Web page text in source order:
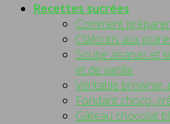
Recettes sucrées
Comment
Clafoutis aux
Soupe ananas et
et de vanille
Véritable brownie,
Fondant choco,
Gâteau chocolat